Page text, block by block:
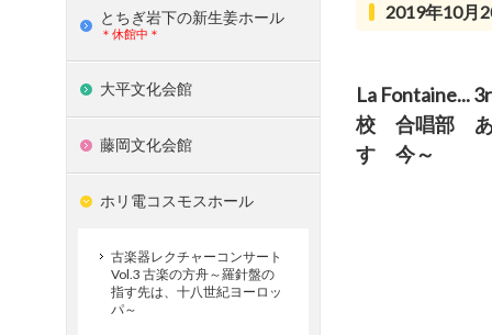
2019年10月
La Fontaine...
校 合唱部 あ
す 今～
とちぎ岩下の新⽣姜ホール
＊休館中＊
大平文化会館
藤岡文化会館
ホリ電コスモスホール
古楽器レクチャーコンサート
Vol.3 古楽の方舟～羅針盤の
指す先は、十八世紀ヨーロッ
パ～